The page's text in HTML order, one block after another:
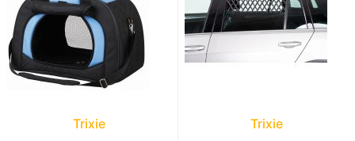
Trixie Trixie